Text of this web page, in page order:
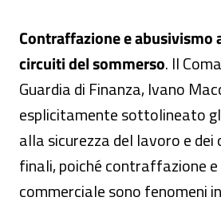
Contraffazione e abusivismo
circuiti del sommerso. Il
Guardia di Finanza, Ivano
esplicitamente sottolineato
alla sicurezza del lavoro e
finali, poiché contraffazione
commerciale sono fenomeni